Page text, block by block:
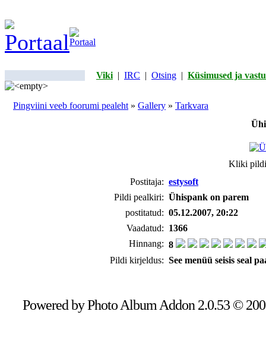
Viki | IRC | Otsing | Küsimused ja
Pingviini veeb foorumi pealeht » Gallery » Tarkvara
Kliki
Postitaja: estysoft
Pildi pealkiri: Ühispank on parem
postitatud: 05.12.2007, 20:22
Vaadatud: 1366
Hinnang: 8
Pildi kirjeldus: See menüü seisis seal
Powered by Photo Album Addon 2.0.53 ©